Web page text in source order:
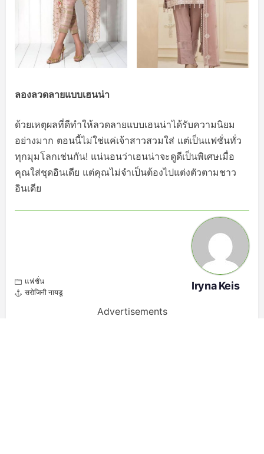
ลองลวดลายแบบเฮนน่า
ด้วยเหตุผลที่ดีทำให้ลวดลายแบบเฮนน่าได้รับความนิยม
อย่างมาก ตอนนี้ไม่ใช่แค่เจ้าสาวสวมใส่ แต่เป็นแฟชั่นทั่ว
ทุกมุมโลกเช่นกัน! แน่นอนว่าเฮนน่าจะดูดีเป็นพิเศษเมื่อ
คุณใส่ชุดอินเดีย แต่คุณไม่จำเป็นต้องไปแต่งตัวตามชาว
อินเดีย
แฟชั่น
सरोजिनी नायडू
Iryna Keis
Advertisements